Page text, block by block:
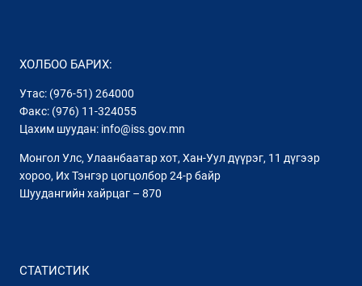
ХОЛБОО БАРИХ:
Утас: (976-51) 264000
Факс: (976) 11-324055
Цахим шуудан: info@iss.gov.mn
Монгол Улс, Улаанбаатар хот, Хан-Уул дүүрэг, 11 дүгээр
хороо, Их Тэнгэр цогцолбор 24-р байр
Шуудангийн хайрцаг – 870
СТАТИСТИК